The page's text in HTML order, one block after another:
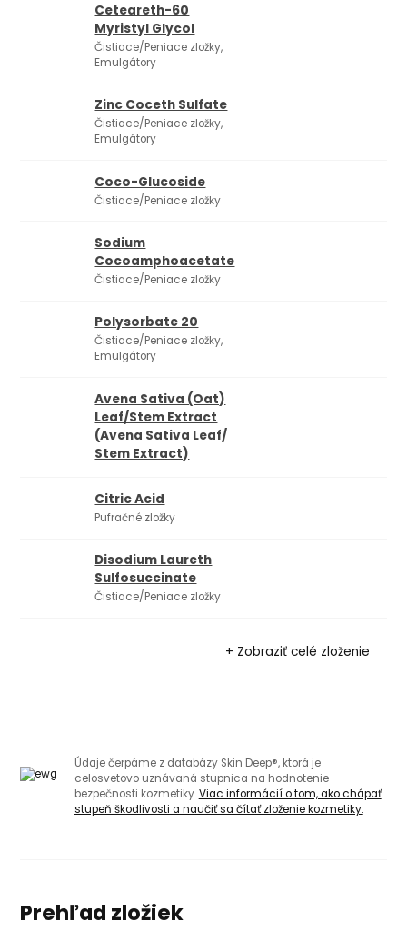
Ceteareth-60
Myristyl Glycol
Čistiace/Peniace zložky,
Emulgátory
Zinc Coceth Sulfate
Čistiace/Peniace zložky,
Emulgátory
Coco-Glucoside
Čistiace/Peniace zložky
Sodium
Cocoamphoacetate
Čistiace/Peniace zložky
Polysorbate 20
Čistiace/Peniace zložky,
Emulgátory
Avena Sativa (Oat)
Leaf/​Stem Extract
(Avena Sativa Leaf/​
Stem Extract)
Citric Acid
Pufračné zložky
Disodium Laureth
Sulfosuccinate
Čistiace/Peniace zložky
+ Zobraziť celé zloženie
Údaje čerpáme z databázy Skin Deep®, ktorá je
celosvetovo uznávaná stupnica na hodnotenie
bezpečnosti kozmetiky.Viac informácií o tom, ako chápať
stupeň škodlivosti a naučiť sa čítať zloženie kozmetiky.
Prehľad zložiek